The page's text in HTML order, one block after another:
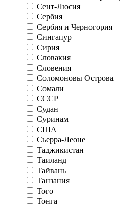
Сент-Люсия
Сербия
Сербия и Черногория
Сингапур
Сирия
Словакия
Словения
Соломоновы Острова
Сомали
СССР
Судан
Суринам
США
Сьерра-Леоне
Таджикистан
Таиланд
Тайвань
Танзания
Того
Тонга